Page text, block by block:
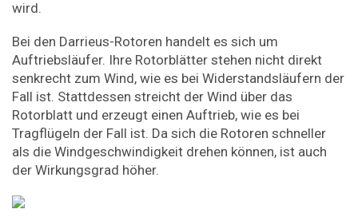
wird.
Bei den Darrieus-Rotoren handelt es sich um
Auftriebsläufer. Ihre Rotorblätter stehen nicht direkt
senkrecht zum Wind, wie es bei Widerstandsläufern der
Fall ist. Stattdessen streicht der Wind über das
Rotorblatt und erzeugt einen Auftrieb, wie es bei
Tragflügeln der Fall ist. Da sich die Rotoren schneller
als die Windgeschwindigkeit drehen können, ist auch
der Wirkungsgrad höher.